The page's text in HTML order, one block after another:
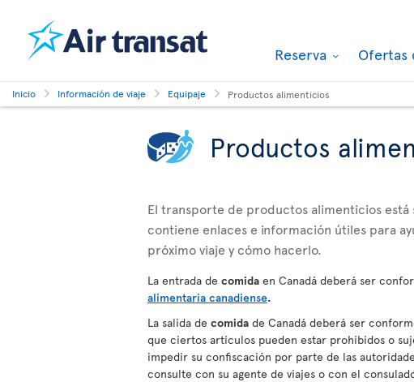
Reserva Ofertas
Inicio Información de viaje Equipaje Productos alimenticios
Productos
El transporte de productos alimenticios está
contiene enlaces e información útiles para
próximo viaje y cómo hacerlo.
La entrada de comida en Canadá deberá ser
alimentaria canadiense.
La salida de comida de Canadá deberá ser
que ciertos artículos pueden estar prohibidos o
impedir su confiscación por parte de las
consulte con su agente de viajes o con el